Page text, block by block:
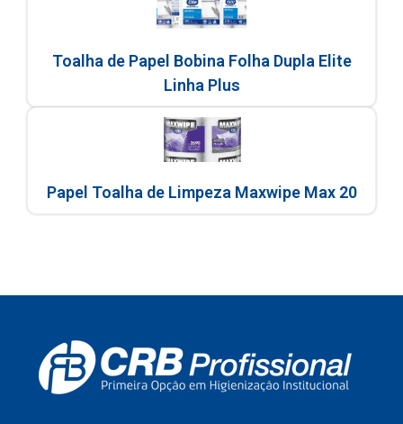
Toalha de Papel Bobina Folha Dupla Elite
Linha Plus
Papel Toalha de Limpeza Maxwipe Max 20